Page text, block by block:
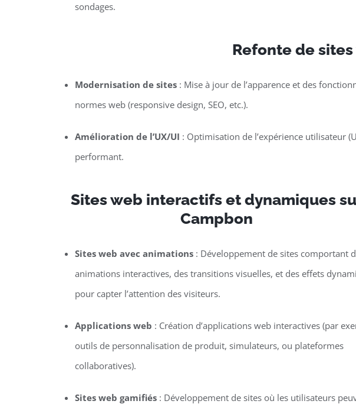
sondages.
Refonte de
Modernisation de sites: Mise à jour de l’apparence et des
normes web (responsive design, SEO, etc.).
Amélioration de l’UX/UI : Optimisation de l’expérience utilisateur
performant.
Sites web interactifs et dynamiques
Campbon
Sites web avec animations: Développement de sites comportant
animations interactives, des transitions visuelles, et des effets
pour capter l’attention des visiteurs.
Applications web : Création d’applications web interactives (par
outils de personnalisation de produit, simulateurs, ou plateformes
collaboratives).
Sites web gamifiés: Développement de sites où les utilisateurs